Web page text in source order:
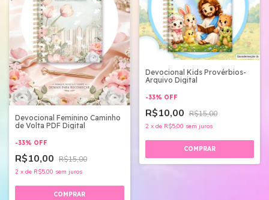
Devocional Feminino Caminho
de Volta PDF Digital
-33% OFF
R$10,00 R$15,00
2 x de R$5,00 sem juros
Devocional Kids Provérbios-
Arquivo Digital
-33% OFF
R$10,00 R$15,00
2 x de R$5,00 sem juros